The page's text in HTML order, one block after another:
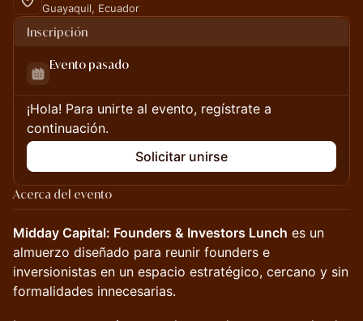
Guayaquil, Ecuador
Inscripción
Evento pasado
¡Hola! Para unirte al evento, regístrate a
continuación.
Solicitar unirse
Acerca del evento
Midday Capital: Founders & Investors Lunch es un
almuerzo diseñado para reunir founders e
inversionistas en un espacio estratégico, cercano y sin
formalidades innecesarias.